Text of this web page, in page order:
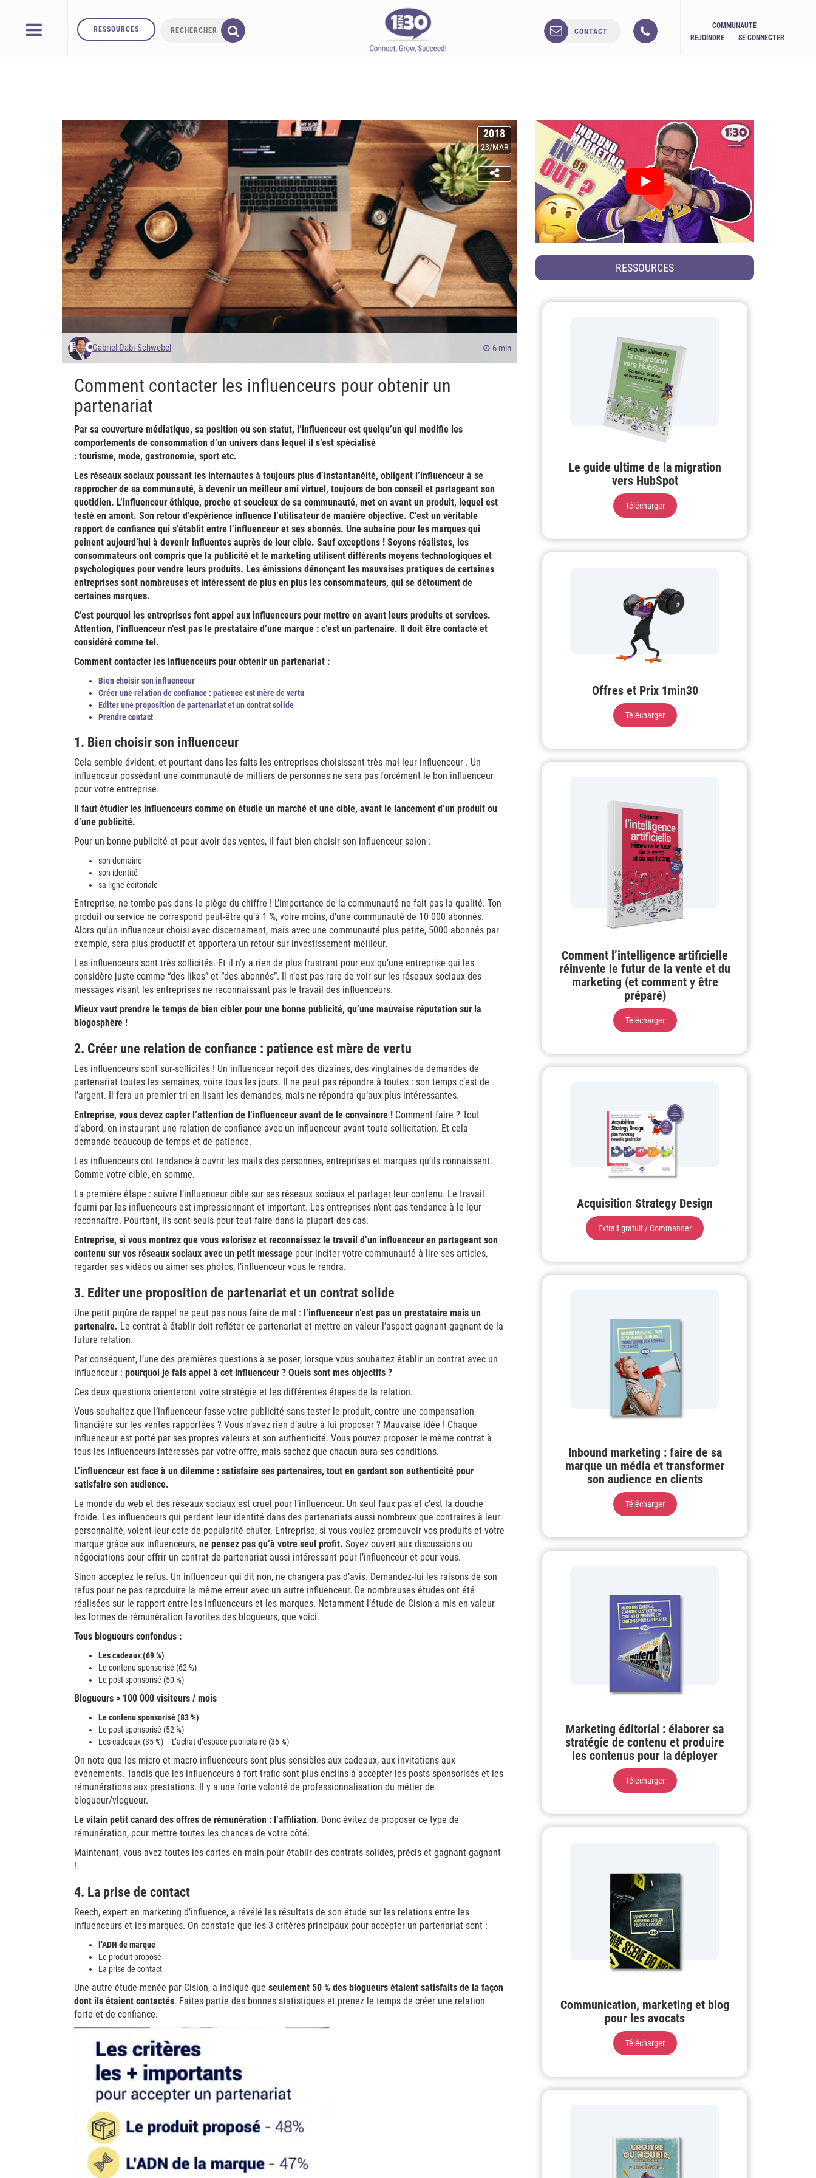
RESSOURCES CONTACT
COMMUNAUTÉ
REJOINDRE
SE CONNECTER
2018
23/MAR
Gabriel Dabi-Schwebel 6 min
Comment contacter les influenceurs pour obtenir un
partenariat
Par sa couverture médiatique, sa position ou son statut, l’influenceur est quelqu’un qui modifie les
comportements de consommation d’un univers dans lequel il s’est spécialisé
: tourisme, mode, gastronomie, sport etc.
Les réseaux sociaux poussant les internautes à toujours plus d’instantanéité, obligent l’influenceur à se
rapprocher de sa communauté, à devenir un meilleur ami virtuel, toujours de bon conseil et partageant son
quotidien. L’influenceur éthique, proche et soucieux de sa communauté, met en avant un produit, lequel est
testé en amont. Son retour d’expérience influence l’utilisateur de manière objective. C’est un véritable
rapport de confiance qui s’établit entre l’influenceur et ses abonnés. Une aubaine pour les marques qui
peinent aujourd’hui à devenir influentes auprès de leur cible. Sauf exceptions ! Soyons réalistes, les
consommateurs ont compris que la publicité et le marketing utilisent différents moyens technologiques et
psychologiques pour vendre leurs produits. Les émissions dénonçant les mauvaises pratiques de certaines
entreprises sont nombreuses et intéressent de plus en plus les consommateurs, qui se détournent de
certaines marques.
C’est pourquoi les entreprises font appel aux influenceurs pour mettre en avant leurs produits et services.
Attention, l’influenceur n’est pas le prestataire d’une marque : c’est un partenaire. Il doit être contacté et
considéré comme tel.
Comment contacter les influenceurs pour obtenir un partenariat :
Bien choisir son influenceur
Créer une relation de confiance : patience est mère de vertu
Editer une proposition de partenariat et un contrat solide
Prendre contact
1. Bien choisir son influenceur
Cela semble évident, et pourtant dans les faits les entreprises choisissent très mal leur influenceur . Un
influenceur possédant une communauté de milliers de personnes ne sera pas forcément le bon influenceur
pour votre entreprise.
Il faut étudier les influenceurs comme on étudie un marché et une cible, avant le lancement d’un produit ou
d’une publicité.
Pour un bonne publicité et pour avoir des ventes, il faut bien choisir son influenceur selon :
son domaine
son identité
sa ligne éditoriale
Entreprise, ne tombe pas dans le piège du chiffre ! L’importance de la communauté ne fait pas la qualité. Ton
produit ou service ne correspond peut-être qu’à 1 %, voire moins, d’une communauté de 10 000 abonnés.
Alors qu’un influenceur choisi avec discernement, mais avec une communauté plus petite, 5000 abonnés par
exemple, sera plus productif et apportera un retour sur investissement meilleur.
Les influenceurs sont très sollicités. Et il n’y a rien de plus frustrant pour eux qu’une entreprise qui les
considère juste comme “des likes” et “des abonnés”. Il n’est pas rare de voir sur les réseaux sociaux des
messages visant les entreprises ne reconnaissant pas le travail des influenceurs.
Mieux vaut prendre le temps de bien cibler pour une bonne publicité, qu’une mauvaise réputation sur la
blogosphère !
2. Créer une relation de confiance : patience est mère de vertu
Les influenceurs sont sur-sollicités ! Un influenceur reçoit des dizaines, des vingtaines de demandes de
partenariat toutes les semaines, voire tous les jours. Il ne peut pas répondre à toutes : son temps c’est de
l’argent. Il fera un premier tri en lisant les demandes, mais ne répondra qu’aux plus intéressantes.
Entreprise, vous devez capter l’attention de l’influenceur avant de le convaincre ! Comment faire ? Tout
d’abord, en instaurant une relation de confiance avec un influenceur avant toute sollicitation. Et cela
demande beaucoup de temps et de patience.
Les influenceurs ont tendance à ouvrir les mails des personnes, entreprises et marques qu’ils connaissent.
Comme votre cible, en somme.
La première étape : suivre l’influenceur cible sur ses réseaux sociaux et partager leur contenu. Le travail
fourni par les influenceurs est impressionnant et important. Les entreprises n’ont pas tendance à le leur
reconnaître. Pourtant, ils sont seuls pour tout faire dans la plupart des cas.
Entreprise, si vous montrez que vous valorisez et reconnaissez le travail d’un influenceur en partageant son
contenu sur vos réseaux sociaux avec un petit message pour inciter votre communauté à lire ses articles,
regarder ses vidéos ou aimer ses photos, l’influenceur vous le rendra.
3. Editer une proposition de partenariat et un contrat solide
Une petit piqûre de rappel ne peut pas nous faire de mal : l’influenceur n’est pas un prestataire mais un
partenaire. Le contrat à établir doit refléter ce partenariat et mettre en valeur l’aspect gagnant-gagnant de la
future relation.
Par conséquent, l’une des premières questions à se poser, lorsque vous souhaitez établir un contrat avec un
influenceur : pourquoi je fais appel à cet influenceur ? Quels sont mes objectifs ?
Ces deux questions orienteront votre stratégie et les différentes étapes de la relation.
Vous souhaitez que l’influenceur fasse votre publicité sans tester le produit, contre une compensation
financière sur les ventes rapportées ? Vous n’avez rien d’autre à lui proposer ? Mauvaise idée ! Chaque
influenceur est porté par ses propres valeurs et son authenticité. Vous pouvez proposer le même contrat à
tous les influenceurs intéressés par votre offre, mais sachez que chacun aura ses conditions.
L’influenceur est face à un dilemme : satisfaire ses partenaires, tout en gardant son authenticité pour
satisfaire son audience.
Le monde du web et des réseaux sociaux est cruel pour l’influenceur. Un seul faux pas et c’est la douche
froide. Les influenceurs qui perdent leur identité dans des partenariats aussi nombreux que contraires à leur
personnalité, voient leur cote de popularité chuter. Entreprise, si vous voulez promouvoir vos produits et votre
marque grâce aux influenceurs, ne pensez pas qu’à votre seul profit. Soyez ouvert aux discussions ou
négociations pour offrir un contrat de partenariat aussi intéressant pour l’influenceur et pour vous.
Sinon acceptez le refus. Un influenceur qui dit non, ne changera pas d’avis. Demandez-lui les raisons de son
refus pour ne pas reproduire la même erreur avec un autre influenceur. De nombreuses études ont été
réalisées sur le rapport entre les influenceurs et les marques. Notamment l’étude de Cision a mis en valeur
les formes de rémunération favorites des blogueurs, que voici.
Tous blogueurs confondus :
Les cadeaux (69 %)
Le contenu sponsorisé (62 %)
Le post sponsorisé (50 %)
Blogueurs > 100 000 visiteurs / mois
Le contenu sponsorisé (83 %)
Le post sponsorisé (52 %)
Les cadeaux (35 %) – L’achat d’espace publicitaire (35 %)
On note que les micro et macro influenceurs sont plus sensibles aux cadeaux, aux invitations aux
événements. Tandis que les influenceurs à fort trafic sont plus enclins à accepter les posts sponsorisés et les
rémunérations aux prestations. Il y a une forte volonté de professionnalisation du métier de
blogueur/vlogueur.
Le vilain petit canard des offres de rémunération : l’affiliation. Donc évitez de proposer ce type de
rémunération, pour mettre toutes les chances de votre côté.
Maintenant, vous avez toutes les cartes en main pour établir des contrats solides, précis et gagnant-gagnant
!
4. La prise de contact
Reech, expert en marketing d’influence, a révélé les résultats de son étude sur les relations entre les
influenceurs et les marques. On constate que les 3 critères principaux pour accepter un partenariat sont :
l’ADN de marque
Le produit proposé
La prise de contact
Une autre étude menée par Cision, a indiqué que seulement 50 % des blogueurs étaient satisfaits de la façon
dont ils étaient contactés. Faites partie des bonnes statistiques et prenez le temps de créer une relation
forte et de confiance.
RESSOURCES
Le guide ultime de la migration
vers HubSpot
Télécharger
Offres et Prix 1min30
Télécharger
Comment l’intelligence artificielle
réinvente le futur de la vente et du
marketing (et comment y être
préparé)
Télécharger
Acquisition Strategy Design
Extrait gratuit / Commander
Inbound marketing : faire de sa
marque un média et transformer
son audience en clients
Télécharger
Marketing éditorial : élaborer sa
stratégie de contenu et produire
les contenus pour la déployer
Télécharger
Communication, marketing et blog
pour les avocats
Télécharger